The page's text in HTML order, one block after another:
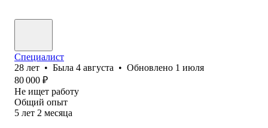
Специалист
28 лет • Была 4 августа • Обновлено 1 июля
80 000 ₽
Не ищет работу
Общий опыт
5 лет 2 месяца